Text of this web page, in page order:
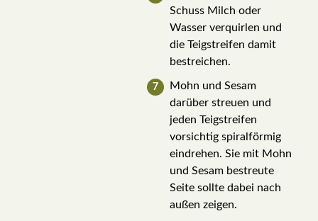
Schuss Milch oder
Wasser verquirlen und
die Teigstreifen damit
bestreichen.
Mohn und Sesam
darüber streuen und
jeden Teigstreifen
vorsichtig spiralförmig
eindrehen. Sie mit Mohn
und Sesam bestreute
Seite sollte dabei nach
außen zeigen.